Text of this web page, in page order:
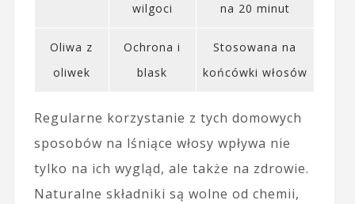
wilgoci
na 20 minut
Oliwa z
oliwek
Ochrona i
blask
Stosowana na
końcówki włosów
Regularne korzystanie z tych domowych
sposobów na lśniące włosy wpływa nie
tylko na ich wygląd, ale także na zdrowie.
Naturalne składniki są wolne od chemii,